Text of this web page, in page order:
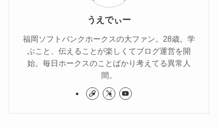
うえでぃー
福岡ソフトバンクホークスの大ファン。28歳。学
ぶこと、伝えることが楽しくてブログ運営を開
始。毎日ホークスのことばかり考えてる異常人
間。